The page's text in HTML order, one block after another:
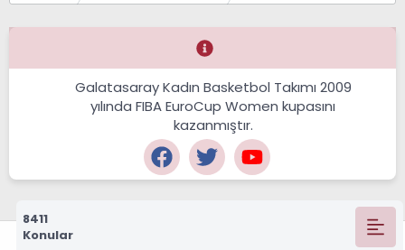
Galatasaray Kadın Basketbol Takımı 2009
yılında FIBA EuroCup Women kupasını
kazanmıştır.
8411
Konular